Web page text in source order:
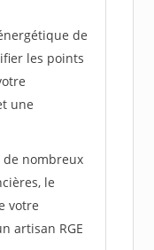
de
les points
une
de nombreux
le
votre
artisan RGE